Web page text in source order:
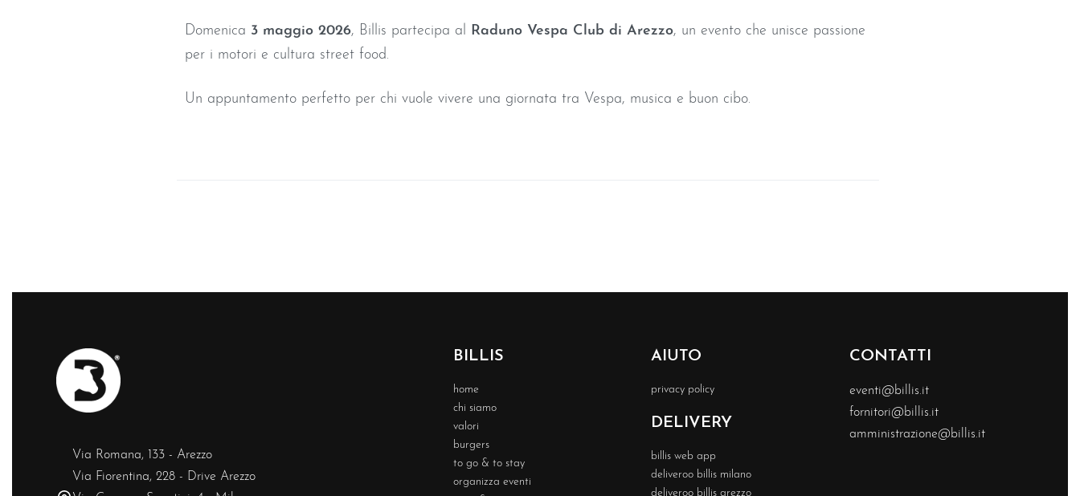
Domenica 3 maggio 2026, Billis partecipa al Raduno Vespa Club di Arezzo, un evento che unisce passione
per i motori e cultura street food.
Un appuntamento perfetto per chi vuole vivere una giornata tra Vespa, musica e buon cibo.
Via Romana, 133 - Arezzo
Via Fiorentina, 228 - Drive Arezzo
BILLIS
home
chi siamo
valori
burgers
to go & to stay
organizza eventi
AIUTO
privacy policy
DELIVERY
billis web app
deliveroo billis milano
deliveroo billis arezzo
CONTATTI
eventi@billis.it
fornitori@billis.it
amministrazione@billis.it